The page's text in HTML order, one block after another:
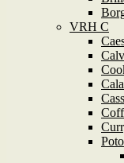
VRH C